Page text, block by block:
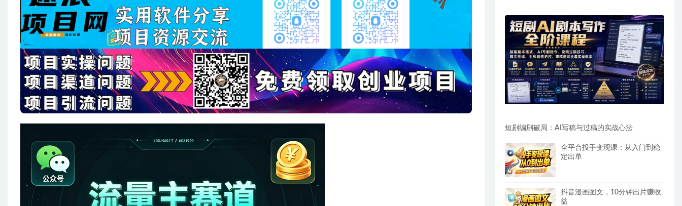
短剧编剧破局：AI写稿与过稿的实战心法
全平台投手变现课：从入门到稳
定出单
抖音漫画图文，10分钟出片赚收
益